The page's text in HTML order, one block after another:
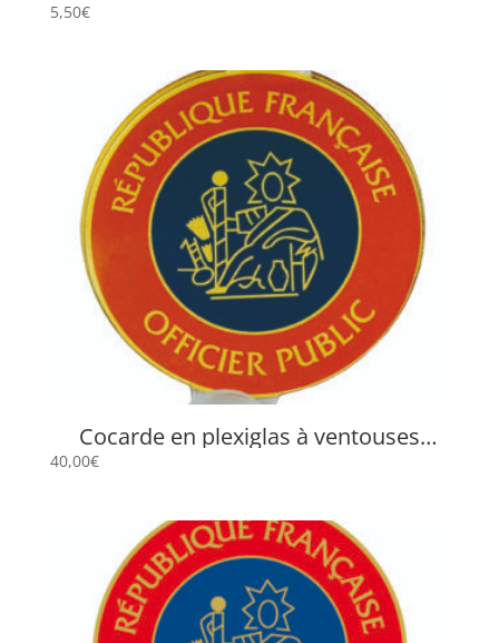
5,50€
Cocarde en plexiglas à ventouses
40,00€